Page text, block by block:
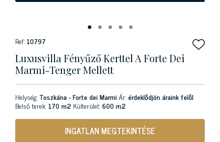
Ref: 10797
Luxusvilla Fényűző Kerttel A Forte Dei
Marmi-Tenger Mellett
Helység: Toszkána - Forte dei MarmiÁr:érdeklődjön áraink felől
Belső terek: 170 m2 Külterület:600 m2
INGATLAN MEGTEKINTÉSE